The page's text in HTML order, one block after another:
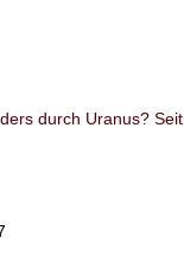
durch Uranus?